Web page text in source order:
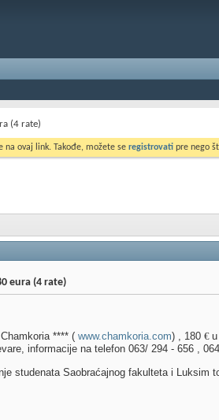
(4 rate)
na ovaj link. Takođe, možete se registrovati pre nego
eura (4 rate)
**** ( www.chamkoria.com) , 180 €
informacije na telefon 063/ 294 - 656 ,
studenata Saobraćajnog fakulteta i Luksim